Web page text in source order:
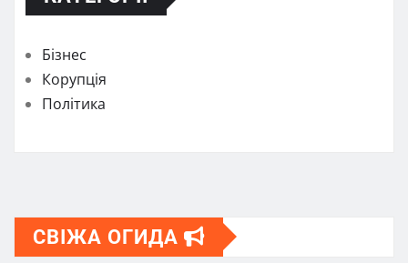
Бізнес
Корупція
Політика
СВІЖА ОГИДА